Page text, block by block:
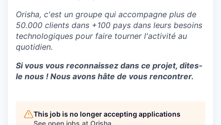
Orisha, c'est un groupe qui accompagne plus de
50.000 clients dans +100 pays dans leurs besoins
technologiques pour faire tourner l'activité au
quotidien.
Si vous vous reconnaissez dans ce projet, dites-
le nous ! Nous avons hâte de vous rencontrer.
This job is no longer accepting applications
See open jobs at Orisha.